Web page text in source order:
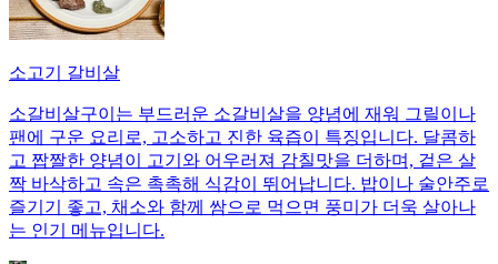
소고기 갈비살
소갈비살구이는 부드러운 소갈비살을 양념에 재워 그릴이나
팬에 구운 요리로, 고소하고 진한 육즙이 특징입니다. 달콤하
고 짭짤한 양념이 고기와 어우러져 감칠맛을 더하며, 겉은 살
짝 바삭하고 속은 촉촉해 식감이 뛰어납니다. 밥이나 술안주로
즐기기 좋고, 채소와 함께 쌈으로 먹으면 풍미가 더욱 살아나
는 인기 메뉴입니다.